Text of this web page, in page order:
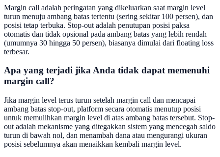
Margin call adalah peringatan yang dikeluarkan saat margin level
turun menuju ambang batas tertentu (sering sekitar 100 persen), dan
posisi tetap terbuka. Stop-out adalah penutupan posisi paksa
otomatis dan tidak opsional pada ambang batas yang lebih rendah
(umumnya 30 hingga 50 persen), biasanya dimulai dari floating loss
terbesar.
Apa yang terjadi jika Anda tidak dapat memenuhi
margin call?
Jika margin level terus turun setelah margin call dan mencapai
ambang batas stop-out, platform secara otomatis menutup posisi
untuk memulihkan margin level di atas ambang batas tersebut. Stop-
out adalah mekanisme yang ditegakkan sistem yang mencegah saldo
turun di bawah nol, dan menambah dana atau mengurangi ukuran
posisi sebelumnya akan menaikkan kembali margin level.